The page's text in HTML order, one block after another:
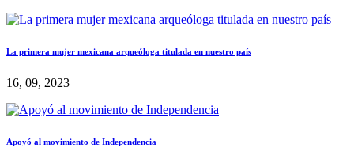
La primera mujer mexicana arqueóloga titulada en nuestro país
16, 09, 2023
Apoyó al movimiento de Independencia